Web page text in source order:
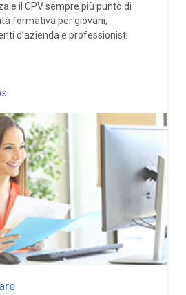
e il CPV sempre più punto di
formativa per giovani,
d’azienda e professionisti